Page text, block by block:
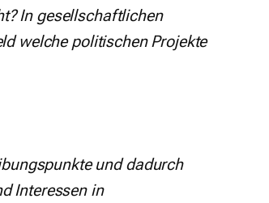
In gesellschaftlichen
welche politischen Projekte
und dadurch
Interessen in